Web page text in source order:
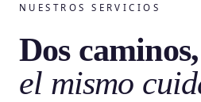
NUESTROS SERVICIOS
Dos caminos,
el mismo